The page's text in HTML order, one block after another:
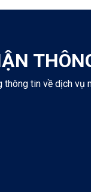
tin về dịch vụ